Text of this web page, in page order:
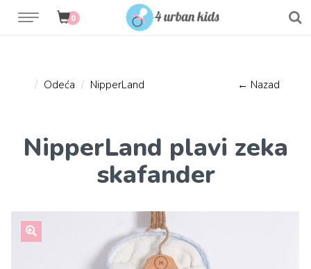
0
Odeća NipperLand ← Nazad
NipperLand plavi zeka
skafander